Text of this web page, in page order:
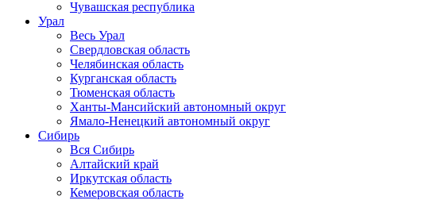
Чувашская республика
Урал
Весь Урал
Свердловская область
Челябинская область
Курганская область
Тюменская область
Ханты-Мансийский автономный округ
Ямало-Ненецкий автономный округ
Сибирь
Вся Сибирь
Алтайский край
Иркутская область
Кемеровская область